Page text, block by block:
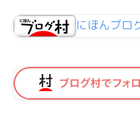
にほんブロ